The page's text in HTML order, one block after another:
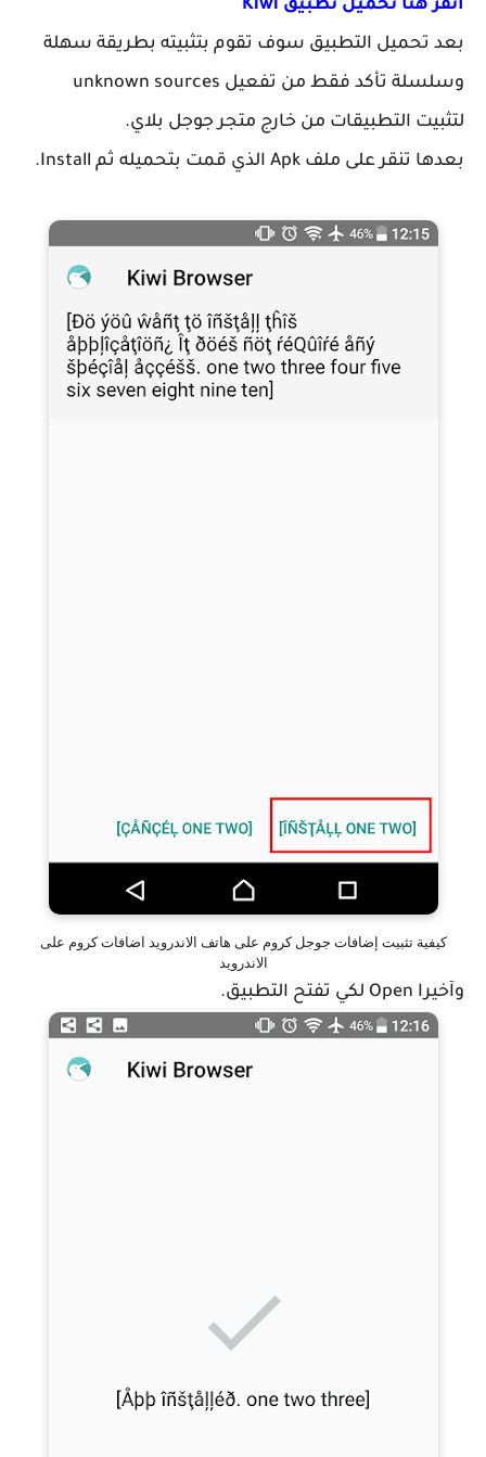
أنقر هنا تحميل تطبيق Kiwi
بعد تحميل التطبيق سوف تقوم بتثبيته بطريقة سهلة
وسلسلة تأكد فقط من تفعيل unknown sources
لتثبيت التطبيقات من خارج متجر جوجل بلاي.
بعدها تنقر على ملف Apk الذي قمت بتحميله ثم Install.
كيفية تثبيت إضافات جوجل كروم على هاتف الاندرويد اضافات كروم على
الاندرويد
وآخيرا Open لكي تفتح التطبيق.